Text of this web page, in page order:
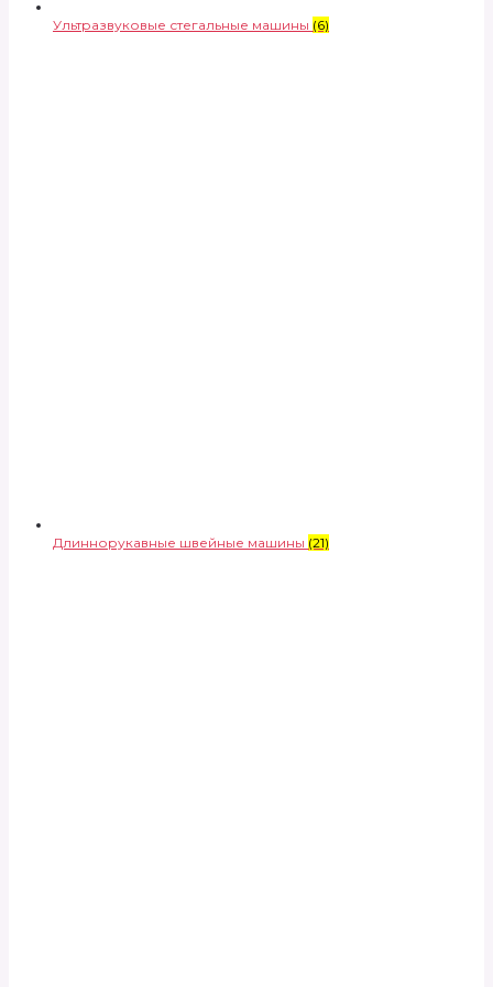
Ультразвуковые стегальные машины (6)
Длиннорукавные швейные машины (21)